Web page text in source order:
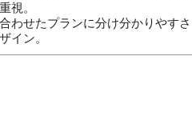
視。
わせたプランに分け分かりやすさ
イン。